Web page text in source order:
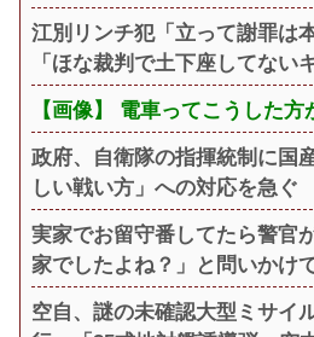
江別リンチ犯「立って謝罪は
「ほな裁判で土下座してない
【画像】 電車ってこうした方
政府、自衛隊の指揮統制に国
しい戦い方」への対応を急ぐ
実家でお留守番してたら警官
家でしたよね？」と問いかけ
空自、謎の未確認大型ミサイ